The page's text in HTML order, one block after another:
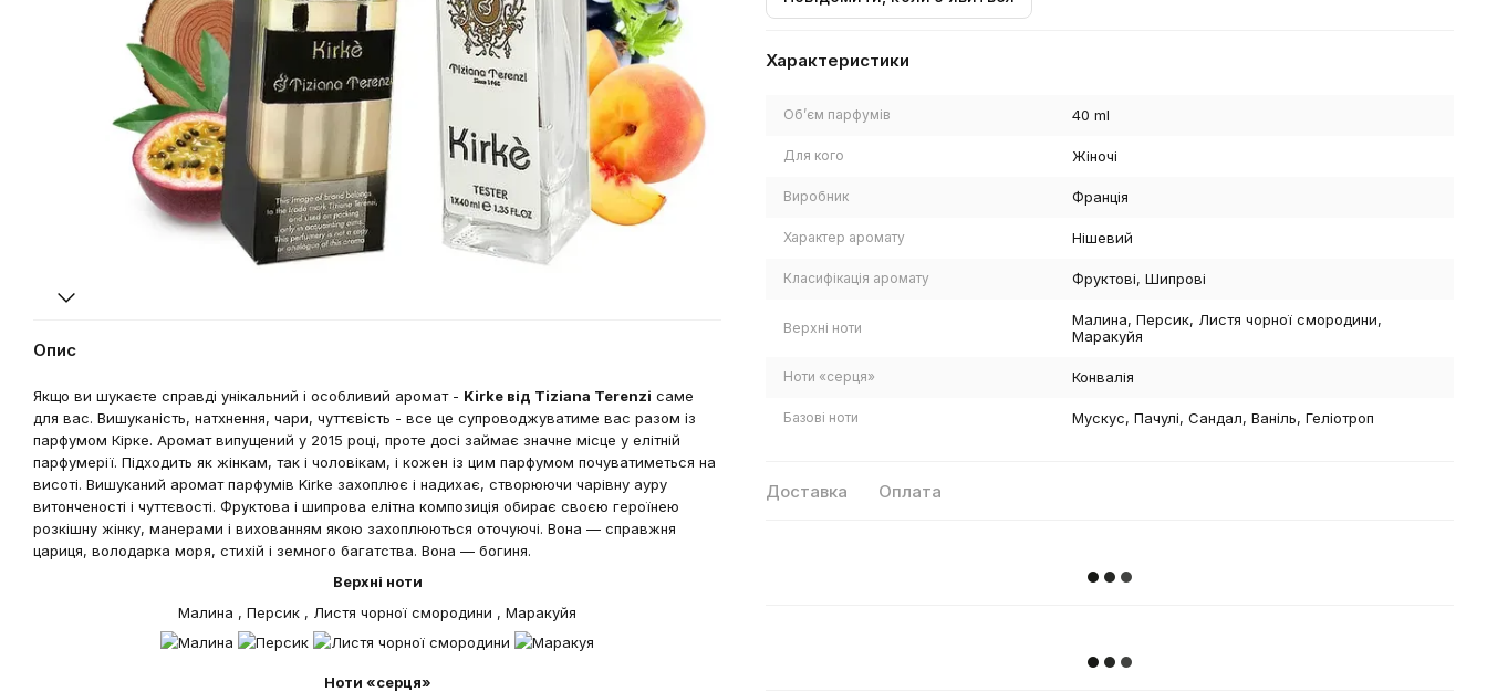
Опис
Якщо ви шукаєте справді унікальний і особливий аромат - Kirke від Tiziana Terenzi саме
для вас. Вишуканість, натхнення, чари, чуттєвість - все це супроводжуватиме вас разом із
парфумом Кірке. Аромат випущений у 2015 році, проте досі займає значне місце у елітній
парфумерії. Підходить як жінкам, так і чоловікам, і кожен із цим парфумом почуватиметься на
висоті. Вишуканий аромат парфумів Kirke захоплює і надихає, створюючи чарівну ауру
витонченості і чуттєвості. Фруктова і шипрова елітна композиція обирає своєю героїнею
розкішну жінку, манерами і вихованням якою захоплюються оточуючі. Вона — справжня
цариця, володарка моря, стихій і земного багатства. Вона — богиня.
Верхні ноти
Малина , Персик , Листя чорної смородини , Маракуйя
Ноти «серця»
Характеристики
Обʼєм парфумів 40 ml
Для кого Жіночі
Виробник Франція
Характер аромату Нішевий
Класифікація аромату Фруктові, Шипрові
Верхні ноти
Малина, Персик, Листя чорної смородини,
Маракуйя
Ноти «серця» Конвалія
Базові ноти Мускус, Пачулі, Сандал, Ваніль, Геліотроп
Доставка Оплата